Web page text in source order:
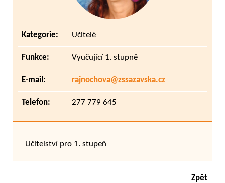
Kategorie: Učitelé
Funkce: Vyučující 1. stupně
E-mail: rajnochova@zssazavska.cz
Telefon: 277 779 645
Učitelství pro 1. stupeň
Zpět